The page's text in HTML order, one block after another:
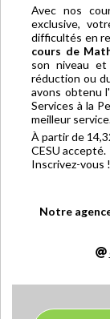
Avec nos
exclusive,
difficultés en
cours de
son niveau
réduction ou
avons obtenu
Services à la
meilleur
À partir de
CESU accepté.
Inscrivez-vous !
Notre